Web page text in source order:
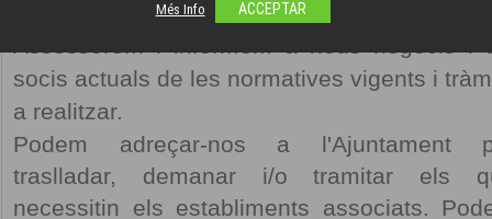
socis actuals de les normatives vigents i
a realitzar.
Podem adreçar-nos a l'Ajuntament
traslladar, demanar i/o tramitar els
necessitin els establiments associats.
Més Info
ACCEPTAR